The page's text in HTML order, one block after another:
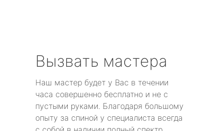
Вызвать мастера
Наш мастер будет у Вас в течении
часа совершенно бесплатно и не с
пустыми руками. Благодаря большому
опыту за спиной у специалиста всегда